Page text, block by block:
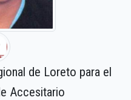
de Loreto para el
Accesitario